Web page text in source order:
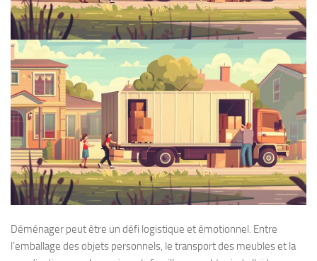
Déménager peut être un défi logistique et émotionnel. Entre
l’emballage des objets personnels, le transport des meubles et la